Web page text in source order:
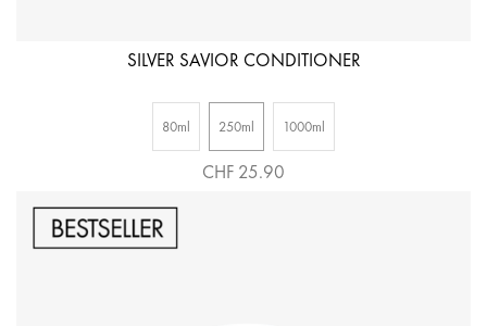
SILVER SAVIOR CONDITIONER
80ml 250ml 1000ml
CHF 25.90